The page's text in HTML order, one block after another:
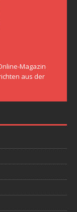
Magazin
aus der